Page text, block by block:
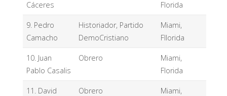
Cáceres
Florida
9. Pedro
Camacho
Historiador, Partido
DemoCristiano
Miami,
Fllorida
10. Juan
Pablo Casalis
Obrero
Miami,
Florida
11. David
Obrero
Miami,